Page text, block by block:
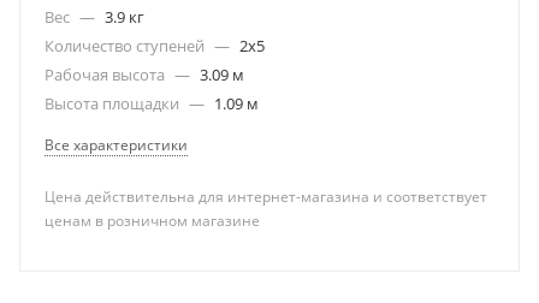
Вес — 3.9 кг
Количество ступеней — 2х5
Рабочая высота — 3.09 м
Высота площадки — 1.09 м
Все характеристики
Цена действительна для интернет-магазина и соответствует
ценам в розничном магазине